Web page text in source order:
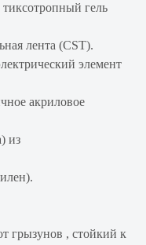
гель
лента (CST).
элемент
акриловое
из
грызунов , стойкий к